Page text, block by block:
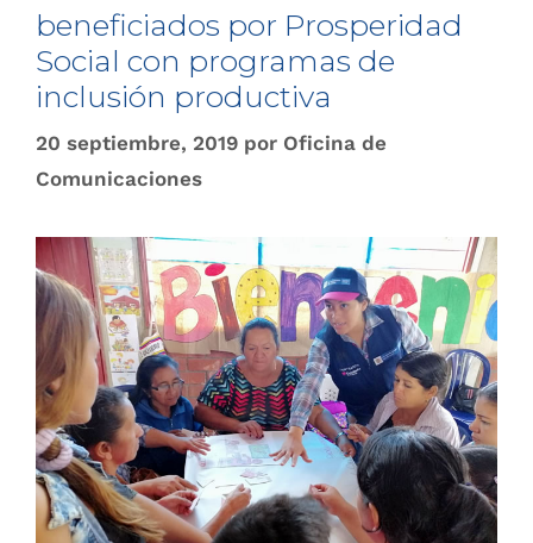
beneficiados por Prosperidad
Social con programas de
inclusión productiva
20 septiembre, 2019 por Oficina de
Comunicaciones